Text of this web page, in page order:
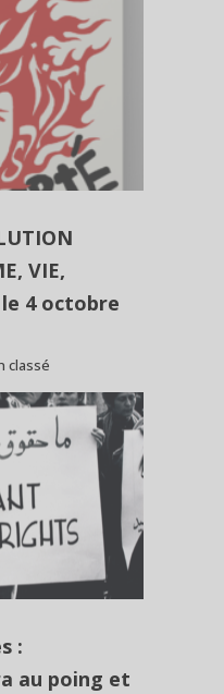
VIE,
4 octobre
classé
:
au poing et